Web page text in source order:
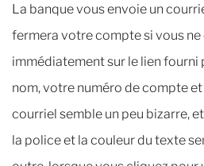
La banque vous envoie un
fermera votre compte si vous ne
immédiatement sur le lien
nom, votre numéro de compte
courriel semble un peu bizarre,
la police et la couleur du texte